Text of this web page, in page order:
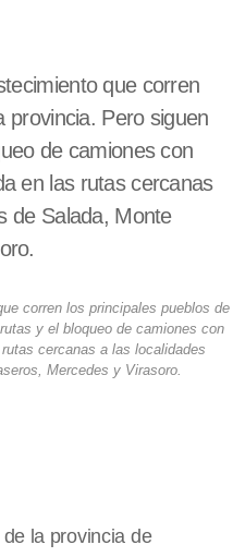
que corren
provincia. Pero siguen
de camiones con
en las rutas cercanas
de Salada, Monte
corren los principales pueblos de
y el bloqueo de camiones con
cercanas a las localidades
Mercedes y Virasoro.
la provincia de